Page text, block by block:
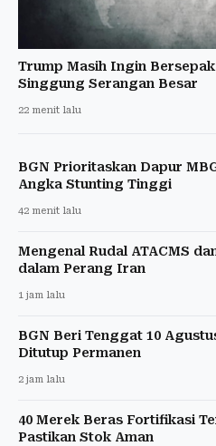
Trump Masih Ingin
Singgung Serangan Besar
22 menit lalu
BGN Prioritaskan Dapur
Angka Stunting Tinggi
42 menit lalu
Mengenal Rudal ATACMS
dalam Perang Iran
1 jam lalu
BGN Beri Tenggat 10
Ditutup Permanen
2 jam lalu
40 Merek Beras Fortifikasi
Pastikan Stok Aman